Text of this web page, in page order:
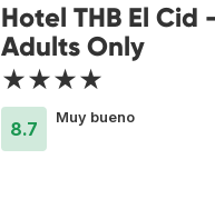
Hotel THB El Cid
Adults Only
★★★★
8.7
Muy bueno